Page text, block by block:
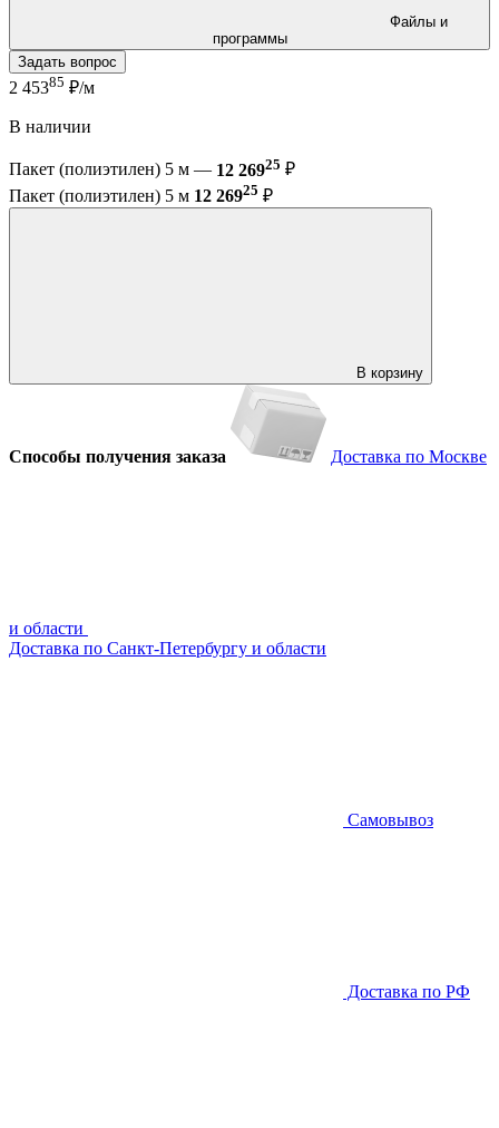
программы
Задать вопрос
2 45385 ₽/м
В наличии
Пакет (полиэтилен) 5 м — 12 26925 ₽
Пакет (полиэтилен) 5 м 12 26925 ₽
В корзину
Способы получения заказа Доставка по Москве
и области
Доставка по Санкт-Петербургу и области
Самовывоз
Доставка по РФ